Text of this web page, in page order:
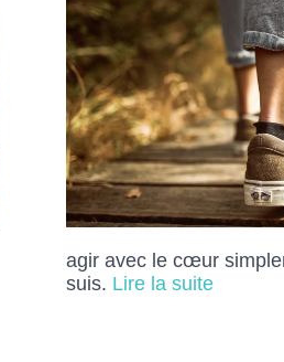
agir avec le cœur
suis. Lire la suite